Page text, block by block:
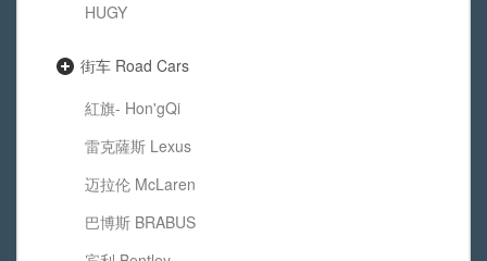
HUGY
街车 Road Cars
紅旗- Hon'gQi
雷克薩斯 Lexus
迈拉伦 McLaren
巴博斯 BRABUS